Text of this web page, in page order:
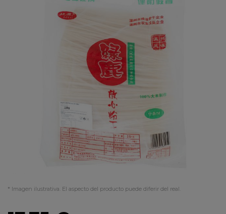
* Imagen ilustrativa. El aspecto del producto puede diferir del real.